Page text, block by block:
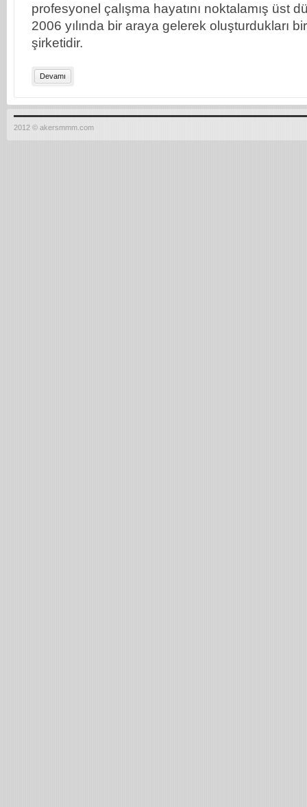
profesyonel çalışma hayatını noktalamış üst
2006 yılında bir araya gelerek oluşturdukları
şirketidir.
Devamı
2012 © akersmmm.com